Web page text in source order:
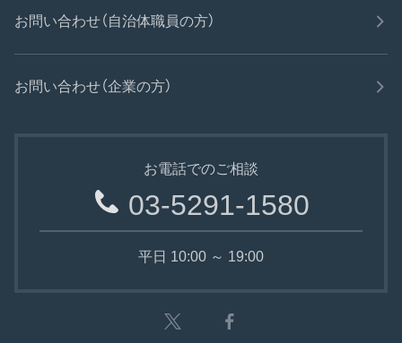
お問い合わせ（自治体職員の方）
お問い合わせ（企業の方）
お電話でのご相談
03-5291-1580
平日 10:00 ～ 19:00